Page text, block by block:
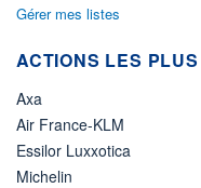
Gérer mes listes
ACTIONS LES
Axa
Air France-KLM
Essilor Luxxotica
Michelin